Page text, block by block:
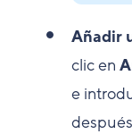
Añadir
clic en
e